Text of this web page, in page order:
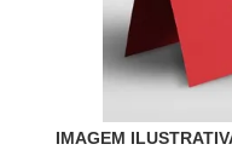
IMAGEM